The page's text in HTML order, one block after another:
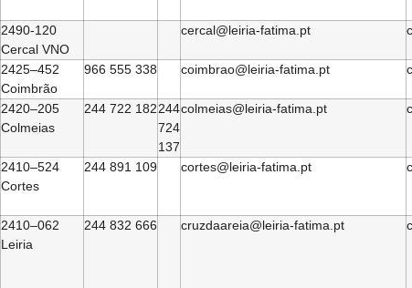
2490-120
Cercal VNO
cercal@leiria-fatima.pt
2425–452
Coimbrão
966 555 338 coimbrao@leiria-fatima.pt
2420–205
Colmeias
244 722 182244
724
137
colmeias@leiria-fatima.pt
2410–524
Cortes
244 891 109 cortes@leiria-fatima.pt
2410–062
Leiria
244 832 666 cruzdaareia@leiria-fatima.pt